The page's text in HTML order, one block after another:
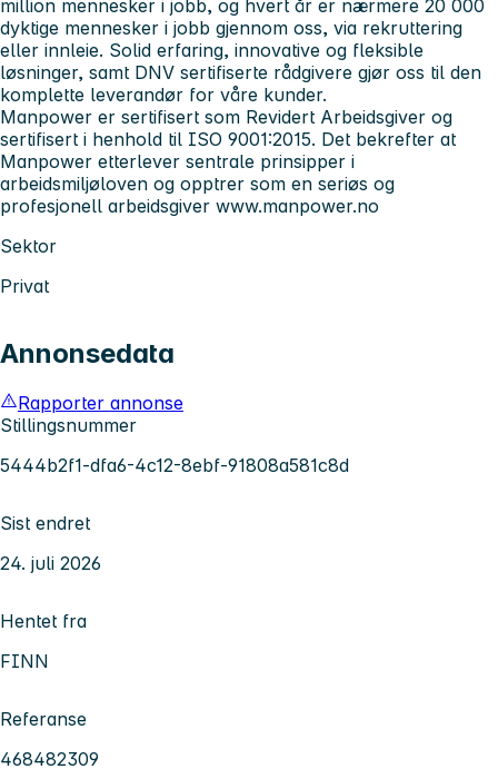
million mennesker i jobb, og hvert år er nærmere 20 000
dyktige mennesker i jobb gjennom oss, via rekruttering
eller innleie. Solid erfaring, innovative og fleksible
løsninger, samt DNV sertifiserte rådgivere gjør oss til den
komplette leverandør for våre kunder.
Manpower er sertifisert som Revidert Arbeidsgiver og
sertifisert i henhold til ISO 9001:2015. Det bekrefter at
Manpower etterlever sentrale prinsipper i
arbeidsmiljøloven og opptrer som en seriøs og
profesjonell arbeidsgiver www.manpower.no
Sektor
Privat
Annonsedata
Rapporter annonse
Stillingsnummer
5444b2f1-dfa6-4c12-8ebf-91808a581c8d
Sist endret
24. juli 2026
Hentet fra
FINN
Referanse
468482309